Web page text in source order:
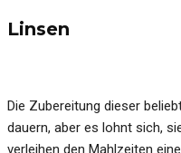
Linsen
Die Zubereitung dieser
dauern, aber es lohnt sich,
verleihen den Mahlzeiten